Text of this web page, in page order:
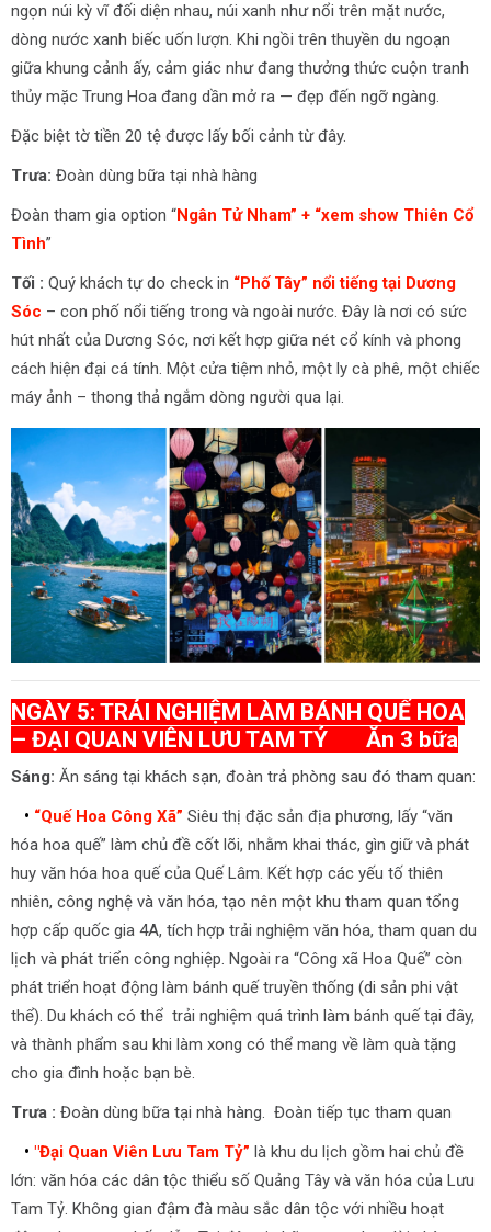
ngọn núi kỳ vĩ đối diện nhau, núi xanh như nổi trên mặt nước,
dòng nước xanh biếc uốn lượn. Khi ngồi trên thuyền du ngoạn
giữa khung cảnh ấy, cảm giác như đang thưởng thức cuộn tranh
thủy mặc Trung Hoa đang dần mở ra — đẹp đến ngỡ ngàng.
Đặc biệt tờ tiền 20 tệ được lấy bối cảnh từ đây.
Trưa: Đoàn dùng bữa tại nhà hàng
Đoàn tham gia option “Ngân Tử Nham” + “xem show Thiên Cổ
Tình”
Tối : Quý khách tự do check in “Phố Tây” nổi tiếng tại Dương
Sóc – con phố nổi tiếng trong và ngoài nước. Đây là nơi có sức
hút nhất của Dương Sóc, nơi kết hợp giữa nét cổ kính và phong
cách hiện đại cá tính. Một cửa tiệm nhỏ, một ly cà phê, một chiếc
máy ảnh – thong thả ngắm dòng người qua lại.
NGÀY 5: TRẢI NGHIỆM LÀM BÁNH QUẾ HOA
– ĐẠI QUAN VIÊN LƯU TAM TỶ Ăn 3 bữa
Sáng: Ăn sáng tại khách sạn, đoàn trả phòng sau đó tham quan:
• “Quế Hoa Công Xã” Siêu thị đặc sản địa phương, lấy “văn
hóa hoa quế” làm chủ đề cốt lõi, nhằm khai thác, gìn giữ và phát
huy văn hóa hoa quế của Quế Lâm. Kết hợp các yếu tố thiên
nhiên, công nghệ và văn hóa, tạo nên một khu tham quan tổng
hợp cấp quốc gia 4A, tích hợp trải nghiệm văn hóa, tham quan du
lịch và phát triển công nghiệp. Ngoài ra “Công xã Hoa Quế” còn
phát triển hoạt động làm bánh quế truyền thống (di sản phi vật
thể). Du khách có thể trải nghiệm quá trình làm bánh quế tại đây,
và thành phẩm sau khi làm xong có thể mang về làm quà tặng
cho gia đình hoặc bạn bè.
Trưa : Đoàn dùng bữa tại nhà hàng. Đoàn tiếp tục tham quan
• "Đại Quan Viên Lưu Tam Tỷ” là khu du lịch gồm hai chủ đề
lớn: văn hóa các dân tộc thiểu số Quảng Tây và văn hóa của Lưu
Tam Tỷ. Không gian đậm đà màu sắc dân tộc với nhiều hoạt